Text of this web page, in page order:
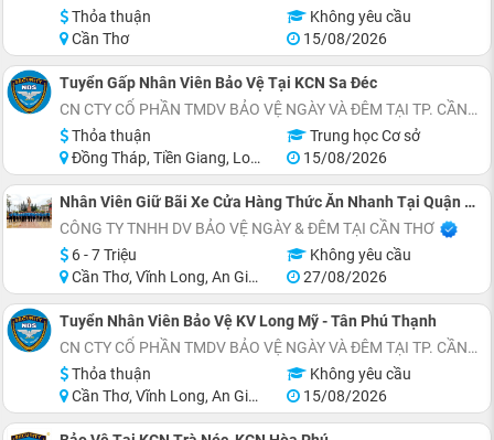
Thỏa thuận
Không yêu cầu
Cần Thơ
15/08/2026
Tuyển Gấp Nhân Viên Bảo Vệ Tại KCN Sa Đéc
CN CTY CỔ PHẦN TMDV BẢO VỆ NGÀY VÀ ĐÊM TẠI TP. CẦN THƠ
Thỏa thuận
Trung học Cơ sở
Đồng Tháp, Tiền Giang, Long An
15/08/2026
Nhân Viên Giữ Bãi Xe Cửa Hàng Thức Ăn Nhanh Tại Quận Ninh Kiều
CÔNG TY TNHH DV BẢO VỆ NGÀY & ĐÊM TẠI CẦN THƠ
6 - 7 Triệu
Không yêu cầu
Cần Thơ, Vĩnh Long, An Giang, Hậu Giang
27/08/2026
Tuyển Nhân Viên Bảo Vệ KV Long Mỹ - Tân Phú Thạnh
CN CTY CỔ PHẦN TMDV BẢO VỆ NGÀY VÀ ĐÊM TẠI TP. CẦN THƠ
Thỏa thuận
Không yêu cầu
Cần Thơ, Vĩnh Long, An Giang, Hậu Giang
15/08/2026